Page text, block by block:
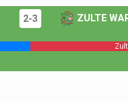
2-3 ZULTE